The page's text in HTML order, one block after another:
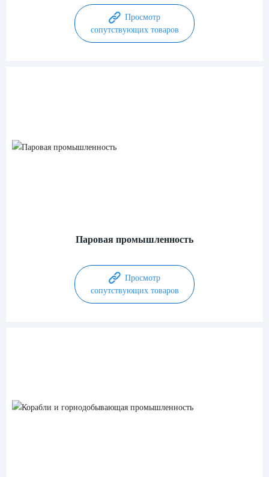
Просмотр
сопутствующих товаров
Паровая промышленность
Просмотр
сопутствующих товаров